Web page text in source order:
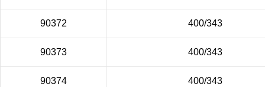
90372 400/343
90373 400/343
90374 400/343